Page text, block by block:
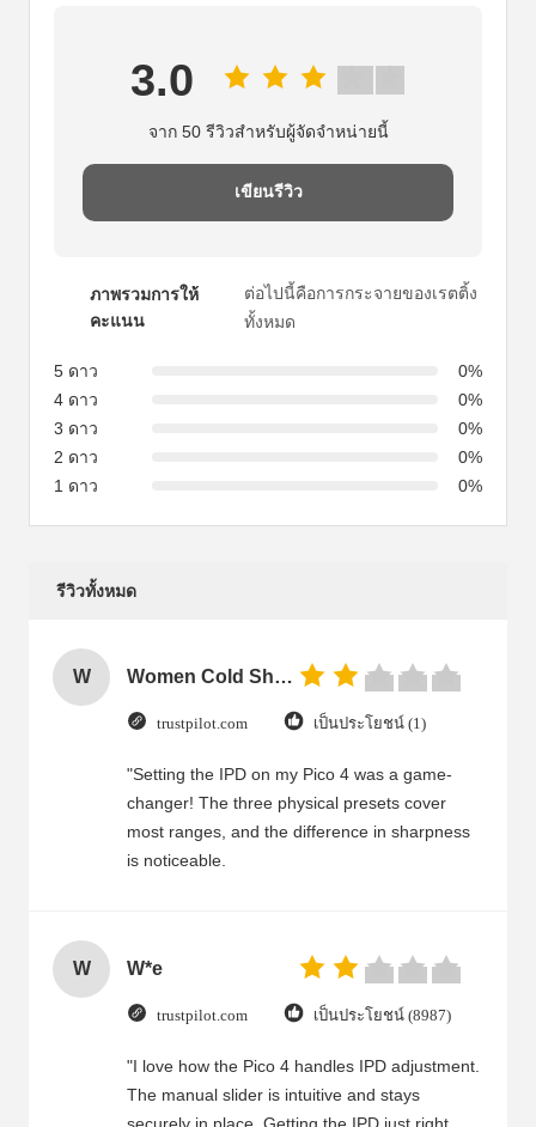
3.0
จาก 50 รีวิวสําหรับผู้จัดจําหน่ายนี้
เขียนรีวิว
ภาพรวมการให้
คะแนน
ต่อไปนี้คือการกระจายของเรตติ้ง
ทั้งหมด
5 ดาว
0%
4 ดาว
0%
3 ดาว
0%
2 ดาว
0%
1 ดาว
0%
รีวิวทั้งหมด
W Women Cold Shoulder V Neck Rayon Blouse
trustpilot.com เป็นประโยชน์ (1)
"Setting the IPD on my Pico 4 was a game-
changer! The three physical presets cover
most ranges, and the difference in sharpness
is noticeable.
W W*e
trustpilot.com เป็นประโยชน์ (8987)
"I love how the Pico 4 handles IPD adjustment.
The manual slider is intuitive and stays